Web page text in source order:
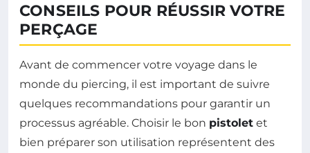
CONSEILS POUR RÉUSSIR VOTRE
PERÇAGE
Avant de commencer votre voyage dans le
monde du piercing, il est important de suivre
quelques recommandations pour garantir un
processus agréable. Choisir le bon pistolet et
bien préparer son utilisation représentent des